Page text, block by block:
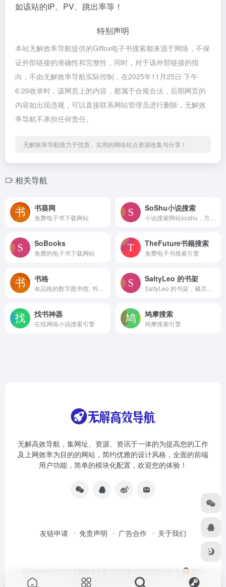
如该站的IP、PV、跳出率等！
特别声明
本站无解效率导航提供的Giffox电子书搜索都来源于网络，不保
证外部链接的准确性和完整性，同时，对于该外部链接的指
向，不由无解效率导航实际控制，在2025年11月25日 下午
6:26收录时，该网页上的内容，都属于合规合法，后期网页的
内容如出现违规，可以直接联系网站管理员进行删除，无解效
率导航不承担任何责任。
无解效率导航致力于优质、实用的网络站点资源收集与分享！
相关导航
书葵网
免费电子书下载网站
SoShu小说搜索
SoBooks
免费的电子书下载网站
TheFuture书籍搜索
免费电子书搜索引擎
书格 SaltyLeo 的书架
找书神器
在线网络小说搜索引擎
鸠摩搜索
鸠摩搜索引擎
无解高效导航，集网址、资源、资讯于一体的为提高您的工作
及上网效率为目的的网站，简约优雅的设计风格，全面的前端
用户功能，简单的模块化配置，欢迎您的体验！
友链申请 免责声明 广告合作 关于我们
Copyright © 2026 无解效率导航 琼ICP备2025055258号-3
琼公
网安备46010002000981号